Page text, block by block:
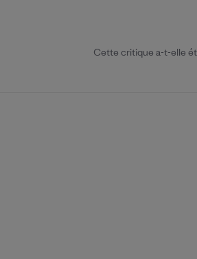
Cette critique a-t-elle